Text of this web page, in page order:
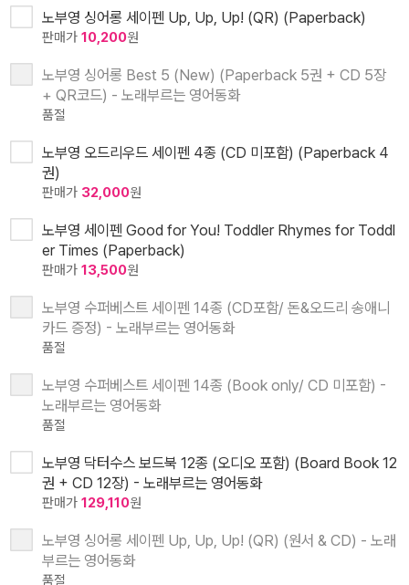
노부영 싱어롱 세이펜 Up, Up, Up! (QR) (Paperback)
판매가 10,200원
노부영 싱어롱 Best 5 (New) (Paperback 5권 + CD 5장
+ QR코드) - 노래부르는 영어동화
품절
노부영 오드리우드 세이펜 4종 (CD 미포함) (Paperback 4
권)
판매가 32,000원
노부영 세이펜 Good for You! Toddler Rhymes for Toddl
er Times (Paperback)
판매가 13,500원
노부영 수퍼베스트 세이펜 14종 (CD포함/ 돈&오드리 송애니
카드 증정) - 노래부르는 영어동화
품절
노부영 수퍼베스트 세이펜 14종 (Book only/ CD 미포함) -
노래부르는 영어동화
품절
노부영 닥터수스 보드북 12종 (오디오 포함) (Board Book 12
권 + CD 12장) - 노래부르는 영어동화
판매가 129,110원
노부영 싱어롱 세이펜 Up, Up, Up! (QR) (원서 & CD) - 노래
부르는 영어동화
품절